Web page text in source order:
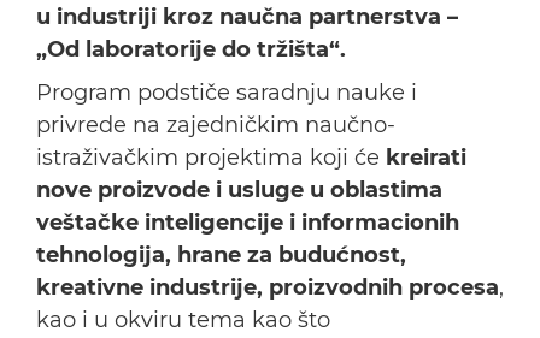
u industriji kroz naučna partnerstva –
„Od laboratorije do tržišta“.
Program podstiče saradnju nauke i
privrede na zajedničkim naučno-
istraživačkim projektima koji će kreirati
nove proizvode i usluge u oblastima
veštačke inteligencije i informacionih
tehnologija, hrane za budućnost,
kreativne industrije, proizvodnih procesa,
kao i u okviru tema kao što